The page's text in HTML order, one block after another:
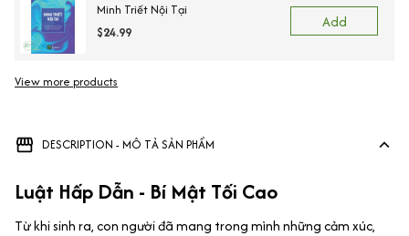
Minh Triết Nội Tại
$24.99
Add
View more products
DESCRIPTION - MÔ TẢ SẢN PHẨM
Luật Hấp Dẫn - Bí Mật Tối Cao
Từ khi sinh ra, con người đã mang trong mình những cảm xúc,